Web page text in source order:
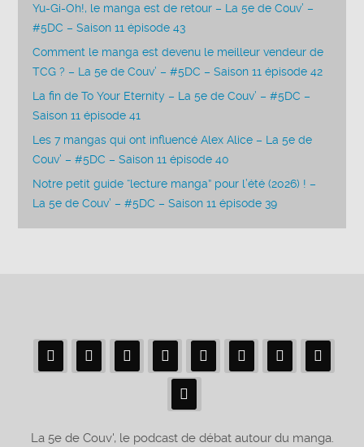
Yu-Gi-Oh!, le manga est de retour – La 5e de Couv’ –
#5DC – Saison 11 épisode 43
Comment le manga est devenu le meilleur vendeur de
TCG ? – La 5e de Couv’ – #5DC – Saison 11 épisode 42
La fin de To Your Eternity – La 5e de Couv’ – #5DC –
Saison 11 épisode 41
Les 7 mangas qui ont influencé Alex Alice – La 5e de
Couv’ – #5DC – Saison 11 épisode 40
Notre petit guide “lecture manga” pour l’été (2026) ! –
La 5e de Couv’ – #5DC – Saison 11 épisode 39
La 5e de Couv', le podcast de débat autour du manga.